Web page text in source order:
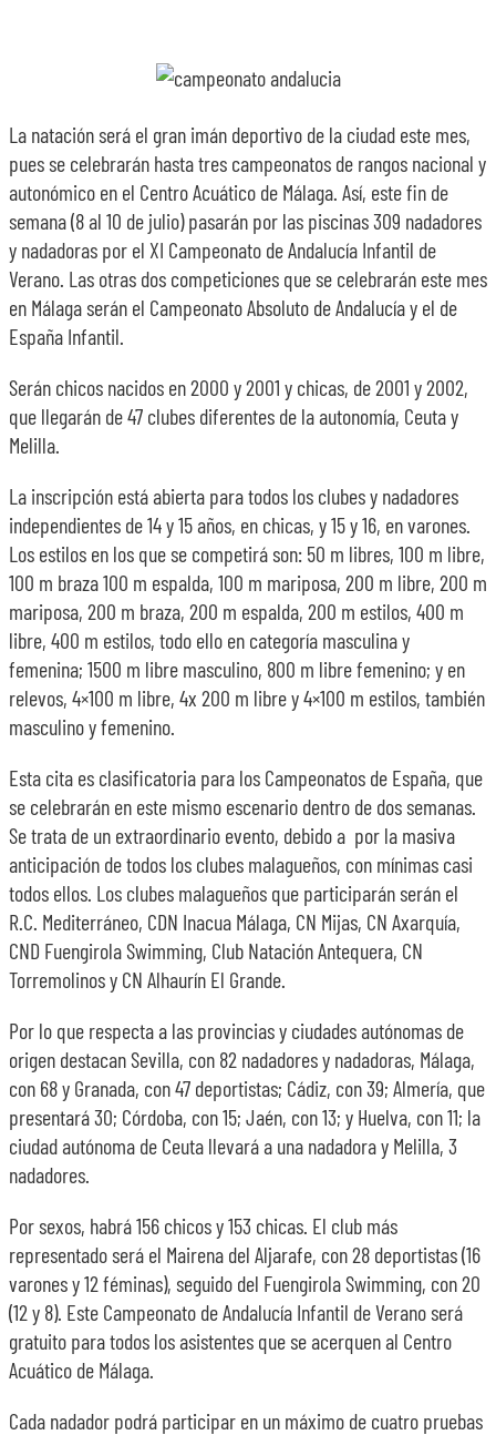
La natación será el gran imán deportivo de la ciudad este mes,
pues se celebrarán hasta tres campeonatos de rangos nacional y
autonómico en el Centro Acuático de Málaga. Así, este fin de
semana (8 al 10 de julio) pasarán por las piscinas 309 nadadores
y nadadoras por el XI Campeonato de Andalucía Infantil de
Verano. Las otras dos competiciones que se celebrarán este mes
en Málaga serán el Campeonato Absoluto de Andalucía y el de
España Infantil.
Serán chicos nacidos en 2000 y 2001 y chicas, de 2001 y 2002,
que llegarán de 47 clubes diferentes de la autonomía, Ceuta y
Melilla.
La inscripción está abierta para todos los clubes y nadadores
independientes de 14 y 15 años, en chicas, y 15 y 16, en varones.
Los estilos en los que se competirá son: 50 m libres, 100 m libre,
100 m braza 100 m espalda, 100 m mariposa, 200 m libre, 200 m
mariposa, 200 m braza, 200 m espalda, 200 m estilos, 400 m
libre, 400 m estilos, todo ello en categoría masculina y
femenina; 1500 m libre masculino, 800 m libre femenino; y en
relevos, 4×100 m libre, 4x 200 m libre y 4×100 m estilos, también
masculino y femenino.
Esta cita es clasificatoria para los Campeonatos de España, que
se celebrarán en este mismo escenario dentro de dos semanas.
Se trata de un extraordinario evento, debido a por la masiva
anticipación de todos los clubes malagueños, con mínimas casi
todos ellos. Los clubes malagueños que participarán serán el
R.C. Mediterráneo, CDN Inacua Málaga, CN Mijas, CN Axarquía,
CND Fuengirola Swimming, Club Natación Antequera, CN
Torremolinos y CN Alhaurín El Grande.
Por lo que respecta a las provincias y ciudades autónomas de
origen destacan Sevilla, con 82 nadadores y nadadoras, Málaga,
con 68 y Granada, con 47 deportistas; Cádiz, con 39; Almería, que
presentará 30; Córdoba, con 15; Jaén, con 13; y Huelva, con 11; la
ciudad autónoma de Ceuta llevará a una nadadora y Melilla, 3
nadadores.
Por sexos, habrá 156 chicos y 153 chicas. El club más
representado será el Mairena del Aljarafe, con 28 deportistas (16
varones y 12 féminas), seguido del Fuengirola Swimming, con 20
(12 y 8). Este Campeonato de Andalucía Infantil de Verano será
gratuito para todos los asistentes que se acerquen al Centro
Acuático de Málaga.
Cada nadador podrá participar en un máximo de cuatro pruebas